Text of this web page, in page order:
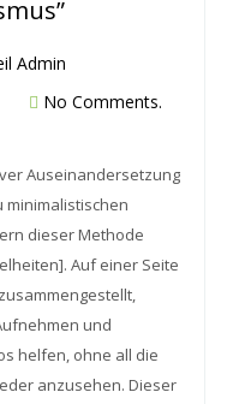
Admin
No Comments.
Auseinandersetzung
minimalistischen
dieser Methode
Auf einer Seite
und
helfen, ohne all die
anzusehen. Dieser